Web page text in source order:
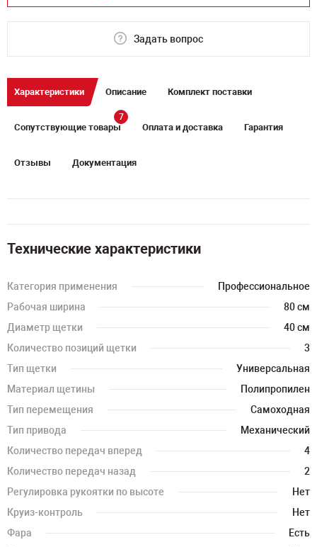
Задать вопрос
Характеристики Описание Комплект поставки
Сопутствующие товары
7
Оплата и доставка Гарантия
Отзывы Документация
Технические характеристики
Категория применения
Профессиональное
Рабочая ширина
80 см
Диаметр щетки
40 см
Количество позиций щетки
3
Тип щетки
Универсальная
Материал щетины
Полипропилен
Тип перемещения
Самоходная
Тип привода
Механический
Количество передач вперед
4
Количество передач назад
2
Регулировка рукоятки по высоте
Нет
Круиз-контроль
Нет
Фара
Есть